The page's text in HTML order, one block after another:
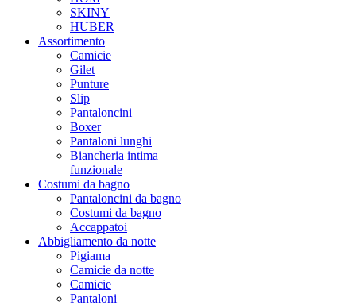
SKINY
HUBER
Assortimento
Camicie
Gilet
Punture
Slip
Pantaloncini
Boxer
Pantaloni lunghi
Biancheria intima
funzionale
Costumi da bagno
Pantaloncini da bagno
Costumi da bagno
Accappatoi
Abbigliamento da notte
Pigiama
Camicie da notte
Camicie
Pantaloni